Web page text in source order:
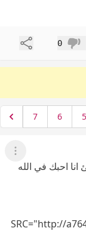
عدم إعجاب
0 مشاركة
5
6
7
عرض
احبك في الله
SRC="http://